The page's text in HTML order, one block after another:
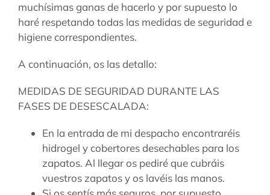
muchísimas ganas de hacerlo y por supuesto lo
haré respetando todas las medidas de seguridad e
higiene correspondientes.
A continuación, os las detallo:
MEDIDAS DE SEGURIDAD DURANTE LAS
FASES DE DESESCALADA:
En la entrada de mi despacho encontraréis
hidrogel y cobertores desechables para los
zapatos. Al llegar os pediré que cubráis
vuestros zapatos y os lavéis las manos.